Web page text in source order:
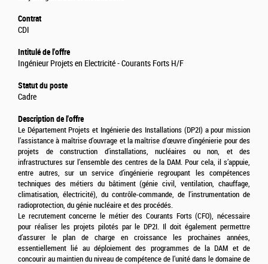
Contrat
CDI
Intitulé de l'offre
Ingénieur Projets en Electricité - Courants Forts H/F
Statut du poste
Cadre
Description de l'offre
Le Département Projets et Ingénierie des Installations (DP2I) a pour mission
l’assistance à maîtrise d’ouvrage et la maîtrise d’œuvre d’ingénierie pour des
projets de construction d’installations, nucléaires ou non, et des
infrastructures sur l’ensemble des centres de la DAM. Pour cela, il s’appuie,
entre autres, sur un service d’ingénierie regroupant les compétences
techniques des métiers du bâtiment (génie civil, ventilation, chauffage,
climatisation, électricité), du contrôle-commande, de l'instrumentation de
radioprotection, du génie nucléaire et des procédés.
Le recrutement concerne le métier des Courants Forts (CFO), nécessaire
pour réaliser les projets pilotés par le DP2I. Il doit également permettre
d’assurer le plan de charge en croissance les prochaines années,
essentiellement lié au déploiement des programmes de la DAM et de
concourir au maintien du niveau de compétence de l’unité dans le domaine de